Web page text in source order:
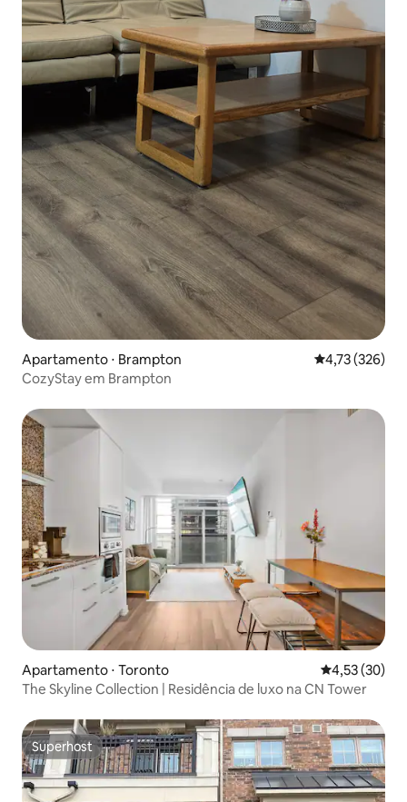
Apartamento ⋅ Brampton 4,73 de uma
4,73 (326)
CozyStay em Brampton
Apartamento ⋅ Toronto 4,53 de uma
4,53 (30)
The Skyline Collection | Residência de luxo na CN Tower
Superhost
Superhost